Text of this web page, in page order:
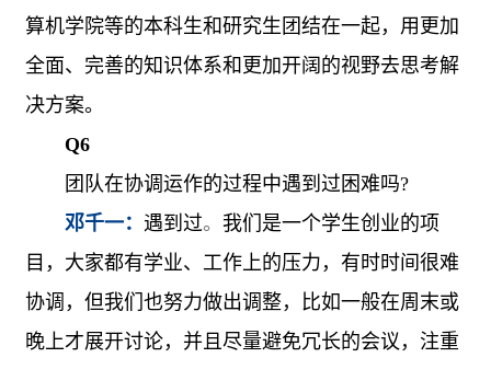
算机学院等的本科生和研究生团结在一起，用更加
全面、完善的知识体系和更加开阔的视野去思考解
决方案。
Q6
团队在协调运作的过程中遇到过困难吗?
邓千一： 遇到过。 我们是一个学生创业的项
目，大家都有学业、工作上的压力，有时时间很难
协调，但我们也努力做出调整，比如一般在周末或
晚上才展开讨论，并且尽量避免冗长的会议，注重